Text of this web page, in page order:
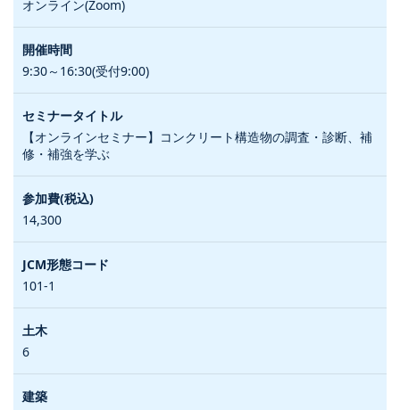
オンライン(Zoom)
9:30～16:30(受付9:00)
【オンラインセミナー】コンクリート構造物の調査・診断、補
修・補強を学ぶ
14,300
101-1
6